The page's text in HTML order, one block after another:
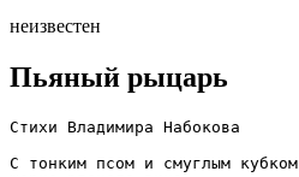
неизвестен
Пьяный рыцарь
Стихи Владимира Набокова
С тонким псом и смуглым кубком